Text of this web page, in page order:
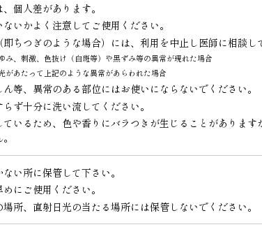
個人差があります。
いかよく注意してご使用ください。
ちつぎのような場合）には、利用を中止し医師に相談し
み、刺激、色抜け（白斑等）や黒ずみ等の異常が現れた場合
があたって上記のような異常があらわれた場合
等、異常のある部位にはお使いにならないでください。
ず十分に洗い流してください。
いるため、色や香りにバラつきが生じることがあります
い所に保管して下さい。
にご使用ください。
所、直射日光の当たる場所には保管しないでください。